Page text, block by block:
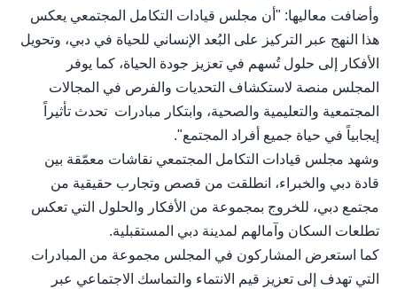
وأضافت معاليها: "أن مجلس قيادات التكامل المجتمعي يعكس
هذا النهج عبر التركيز على البُعد الإنساني للحياة في دبي، وتحويل
الأفكار إلى حلول تُسهم في تعزيز جودة الحياة، كما يوفر
المجلس منصة لاستكشاف التحديات والفرص في المجالات
المجتمعية والتعليمية والصحية، وابتكار مبادرات تحدث تأثيراً
إيجابياً في حياة جميع أفراد المجتمع".
وشهد مجلس قيادات التكامل المجتمعي نقاشات معمّقة بين
قادة دبي والخبراء، انطلقت من قصص وتجارب حقيقية من
مجتمع دبي، للخروج بمجموعة من الأفكار والحلول التي تعكس
تطلعات السكان وآمالهم لمدينة دبي المستقبلية.
كما استعرض المشاركون في المجلس مجموعة من المبادرات
التي تهدف إلى تعزيز قيم الانتماء والتماسك الاجتماعي عبر